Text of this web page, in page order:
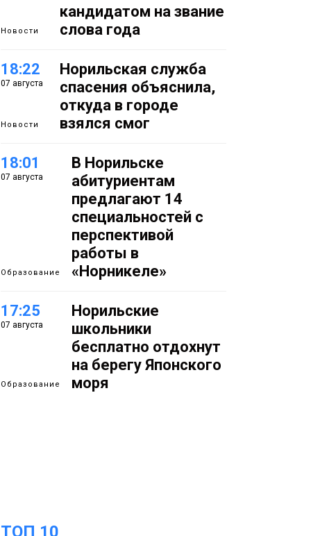
Новости
кандидатом на звание
слова года
18:22
07 августа
Новости
Норильская служба
спасения объяснила,
откуда в городе
взялся смог
18:01
07 августа
Образование
В Норильске
абитуриентам
предлагают 14
специальностей с
перспективой
работы в
«Норникеле»
17:25
07 августа
Образование
Норильские
школьники
бесплатно отдохнут
на берегу Японского
моря
ТОП 10